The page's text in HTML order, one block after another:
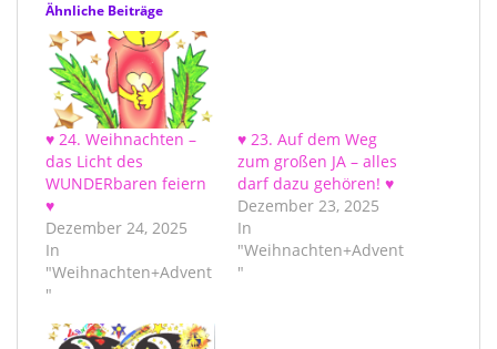
Ähnliche Beiträge
♥ 24. Weihnachten –
das Licht des
WUNDERbaren feiern
♥
Dezember 24, 2025
In
"Weihnachten+Advent
"
♥ 23. Auf dem Weg
zum großen JA – alles
darf dazu gehören! ♥
Dezember 23, 2025
In
"Weihnachten+Advent
"